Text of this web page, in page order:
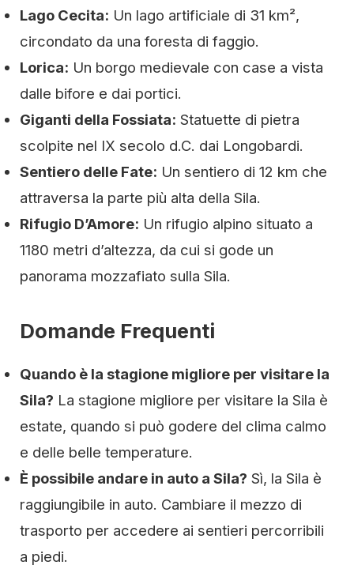
Lago Cecita: Un lago artificiale di 31 km²,
circondato da una foresta di faggio.
Lorica: Un borgo medievale con case a vista
dalle bifore e dai portici.
Giganti della Fossiata: Statuette di pietra
scolpite nel IX secolo d.C. dai Longobardi.
Sentiero delle Fate: Un sentiero di 12 km che
attraversa la parte più alta della Sila.
Rifugio D’Amore: Un rifugio alpino situato a
1180 metri d’altezza, da cui si gode un
panorama mozzafiato sulla Sila.
Domande Frequenti
Quando è la stagione migliore per visitare la
Sila? La stagione migliore per visitare la Sila è
estate, quando si può godere del clima calmo
e delle belle temperature.
È possibile andare in auto a Sila? Sì, la Sila è
raggiungibile in auto. Cambiare il mezzo di
trasporto per accedere ai sentieri percorribili
a piedi.